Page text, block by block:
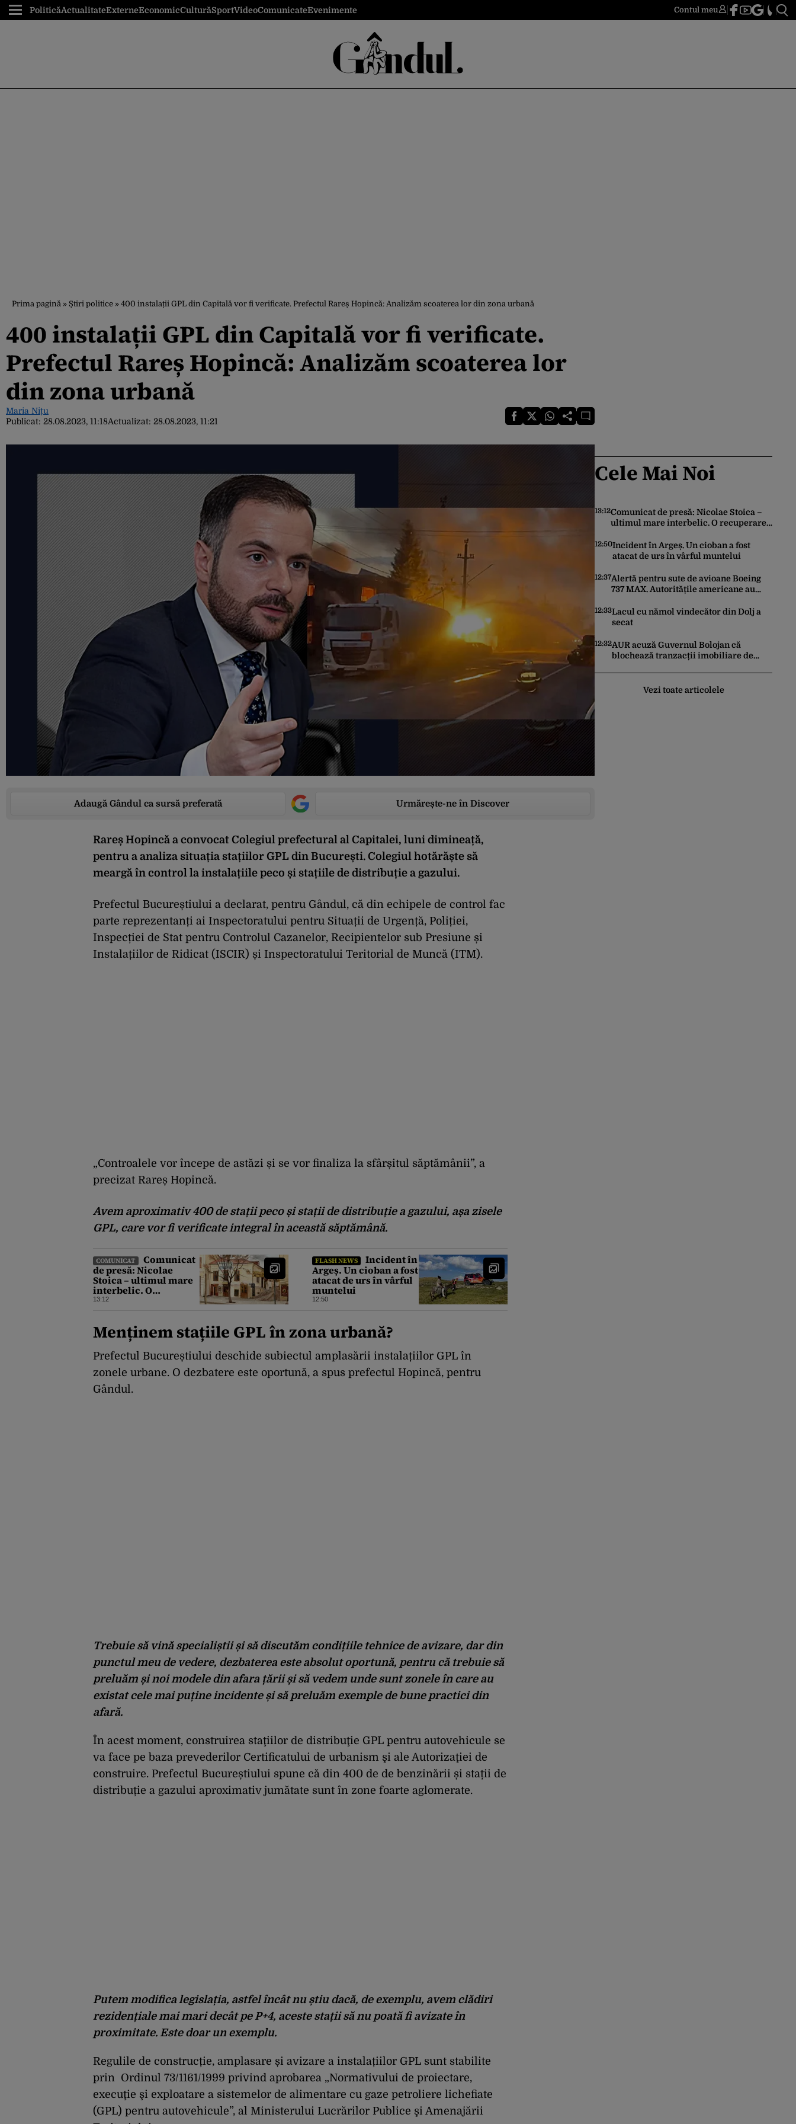
PoliticăActualitateExterneEconomicCulturăSportVideoComunicateEvenimente Contul meu
Prima pagină » Știri politice » 400 instalații GPL din Capitală vor fi verificate. Prefectul Rareș Hopincă: Analizăm scoaterea lor din zona urbană
400 instalații GPL din Capitală vor fi verificate.
Prefectul Rareș Hopincă: Analizăm scoaterea lor
din zona urbană
Maria Nițu
Publicat: 28.08.2023, 11:18Actualizat: 28.08.2023, 11:21
Adaugă Gândul ca sursă preferată Urmărește-ne în Discover
Rareș Hopincă a convocat Colegiul prefectural al Capitalei, luni dimineață,
pentru a analiza situația stațiilor GPL din București. Colegiul hotărăște să
meargă în control la instalațiile peco și stațiile de distribuție a gazului.
Prefectul Bucureștiului a declarat, pentru Gândul, că din echipele de control fac
parte reprezentanți ai Inspectoratului pentru Situații de Urgență, Poliției,
Inspecției de Stat pentru Controlul Cazanelor, Recipientelor sub Presiune și
Instalațiilor de Ridicat (ISCIR) și Inspectoratului Teritorial de Muncă (ITM).
„Controalele vor începe de astăzi și se vor finaliza la sfârșitul săptămânii”, a
precizat Rareș Hopincă.
Avem aproximativ 400 de stații peco și stații de distribuție a gazului, așa zisele
GPL, care vor fi verificate integral în această săptămână.
COMUNICAT
Comunicat
de presă: Nicolae
Stoica – ultimul mare
interbelic. O
recuperare istorică
13:12
FLASH NEWS
Incident în
Argeș. Un cioban a fost
atacat de urs în vârful
muntelui
12:50
Menținem stațiile GPL în zona urbană?
Prefectul Bucureștiului deschide subiectul amplasării instalațiilor GPL în
zonele urbane. O dezbatere este oportună, a spus prefectul Hopincă, pentru
Gândul.
Trebuie să vină specialiștii și să discutăm condițiile tehnice de avizare, dar din
punctul meu de vedere, dezbaterea este absolut oportună, pentru că trebuie să
preluăm și noi modele din afara țării și să vedem unde sunt zonele în care au
existat cele mai puține incidente și să preluăm exemple de bune practici din
afară.
În acest moment, construirea staţiilor de distribuţie GPL pentru autovehicule se
va face pe baza prevederilor Certificatului de urbanism şi ale Autorizaţiei de
construire. Prefectul Bucureștiului spune că din 400 de de benzinării și stații de
distribuție a gazului aproximativ jumătate sunt în zone foarte aglomerate.
Putem modifica legislația, astfel încât nu știu dacă, de exemplu, avem clădiri
rezidențiale mai mari decât pe P+4, aceste stații să nu poată fi avizate în
proximitate. Este doar un exemplu.
Regulile de construcție, amplasare și avizare a instalațiilor GPL sunt stabilite
prin Ordinul 73/1161/1999 privind aprobarea „Normativului de proiectare,
execuţie şi exploatare a sistemelor de alimentare cu gaze petroliere lichefiate
(GPL) pentru autovehicule”, al Ministerului Lucrărilor Publice şi Amenajării
Cele Mai Noi
13:12Comunicat de presă: Nicolae Stoica –
ultimul mare interbelic. O recuperare
12:50Incident în Argeș. Un cioban a fost
atacat de urs în vârful muntelui
12:37Alertă pentru sute de avioane Boeing
737 MAX. Autoritățile americane au
unor fisuri în structura aeronavelor
12:33Lacul cu nămol vindecător din Dolj a
secat
12:32AUR acuză Guvernul Bolojan că
blochează tranzacții imobiliare de
Vezi toate articolele